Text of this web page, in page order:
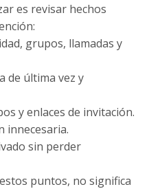
es revisar hechos
grupos, llamadas y
de última vez y
y enlaces de invitación.
innecesaria.
sin perder
puntos, no significa